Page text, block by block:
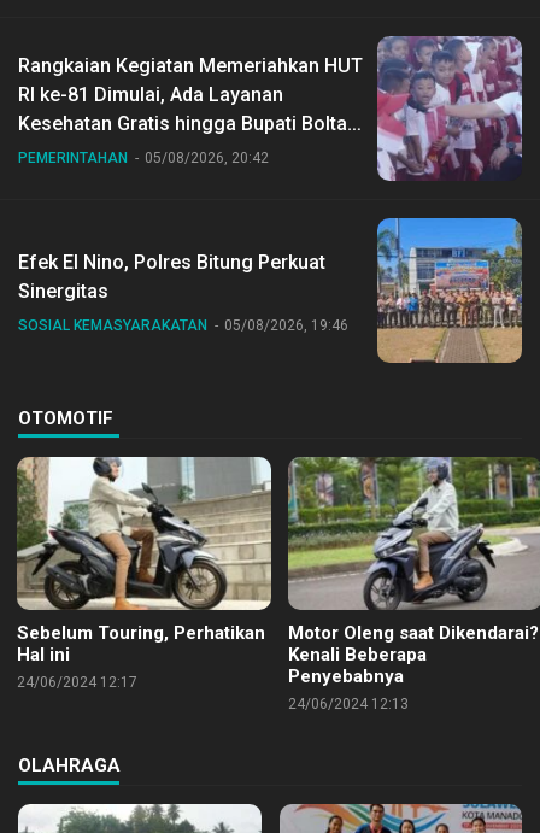
Rangkaian Kegiatan Memeriahkan HUT
RI ke-81 Dimulai, Ada Layanan
Kesehatan Gratis hingga Bupati Boltara
Dr Sirajudin Lasena Ikut Jalan Sehat
PEMERINTAHAN 05/08/2026, 20:42
Efek El Nino, Polres Bitung Perkuat
Sinergitas
SOSIAL KEMASYARAKATAN 05/08/2026, 19:46
OTOMOTIF
Sebelum Touring, Perhatikan
Hal ini
24/06/2024 12:17
Motor Oleng saat Dikendarai?
Kenali Beberapa
Penyebabnya
24/06/2024 12:13
OLAHRAGA